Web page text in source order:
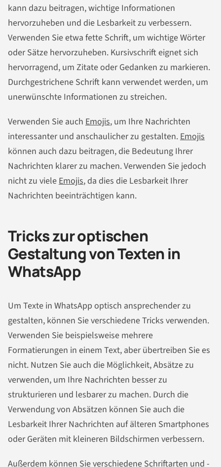
kann dazu beitragen, wichtige Informationen
hervorzuheben und die Lesbarkeit zu verbessern.
Verwenden Sie etwa fette Schrift, um wichtige Wörter
oder Sätze hervorzuheben. Kursivschrift eignet sich
hervorragend, um Zitate oder Gedanken zu markieren.
Durchgestrichene Schrift kann verwendet werden, um
unerwünschte Informationen zu streichen.
Verwenden Sie auch Emojis, um Ihre Nachrichten
interessanter und anschaulicher zu gestalten. Emojis
können auch dazu beitragen, die Bedeutung Ihrer
Nachrichten klarer zu machen. Verwenden Sie jedoch
nicht zu viele Emojis, da dies die Lesbarkeit Ihrer
Nachrichten beeinträchtigen kann.
Tricks zur optischen
Gestaltung von Texten in
WhatsApp
Um Texte in WhatsApp optisch ansprechender zu
gestalten, können Sie verschiedene Tricks verwenden.
Verwenden Sie beispielsweise mehrere
Formatierungen in einem Text, aber übertreiben Sie es
nicht. Nutzen Sie auch die Möglichkeit, Absätze zu
verwenden, um Ihre Nachrichten besser zu
strukturieren und lesbarer zu machen. Durch die
Verwendung von Absätzen können Sie auch die
Lesbarkeit Ihrer Nachrichten auf älteren Smartphones
oder Geräten mit kleineren Bildschirmen verbessern.
Außerdem können Sie verschiedene Schriftarten und -